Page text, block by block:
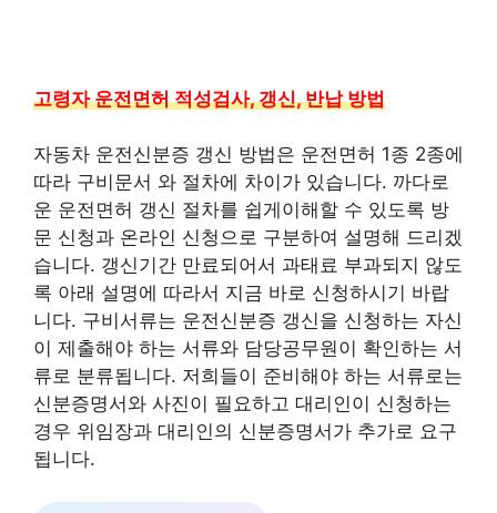
고령자 운전면허 적성검사, 갱신, 반납 방법
자동차 운전신분증 갱신 방법은 운전면허 1종 2종에
따라 구비문서 와 절차에 차이가 있습니다. 까다로
운 운전면허 갱신 절차를 쉽게이해할 수 있도록 방
문 신청과 온라인 신청으로 구분하여 설명해 드리겠
습니다. 갱신기간 만료되어서 과태료 부과되지 않도
록 아래 설명에 따라서 지금 바로 신청하시기 바랍
니다. 구비서류는 운전신분증 갱신을 신청하는 자신
이 제출해야 하는 서류와 담당공무원이 확인하는 서
류로 분류됩니다. 저희들이 준비해야 하는 서류로는
신분증명서와 사진이 필요하고 대리인이 신청하는
경우 위임장과 대리인의 신분증명서가 추가로 요구
됩니다.